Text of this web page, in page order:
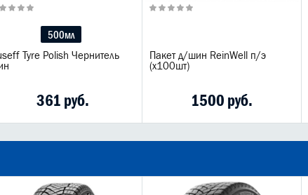
500мл
Tyre Polish Чернитель
361 руб.
Пакет д/шин ReinWell п/э
(х100шт)
1500 руб.